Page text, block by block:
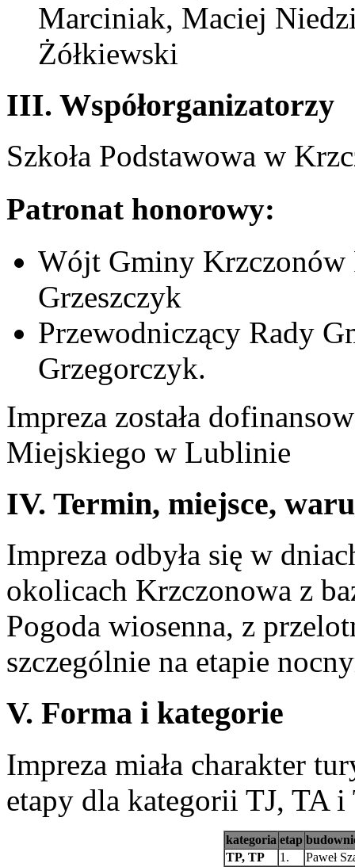
Marciniak, Maciej
Żółkiewski
III. Współorganizatorzy
Szkoła Podstawowa w
Patronat honorowy:
Wójt Gminy Krzczonów
Grzeszczyk
Przewodniczący Rady
Grzegorczyk.
Impreza została
Miejskiego w Lublinie
IV. Termin, miejsce,
Impreza odbyła się w
okolicach Krzczonowa z
Pogoda wiosenna, z
szczególnie na etapie
V. Forma i kategorie
Impreza miała charakter
etapy dla kategorii TJ, TA
kategoria etap
TP, TP
1. Paweł